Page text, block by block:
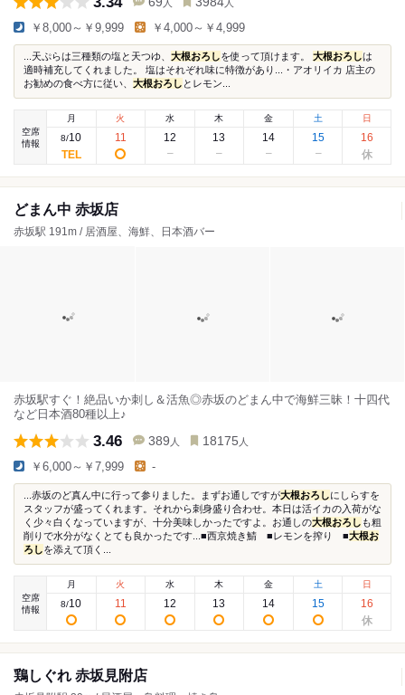
人 人
￥8,000～￥9,999 ￥4,000～￥4,999
...天ぷらは三種類の塩と天つゆ、 大根おろしを使って頂けます。 大根おろしは
適時補充してくれました。 塩はそれぞれ味に特徴があり...・アオリイカ 店主の
お勧めの食べ方に従い、 大根おろし とレモン...
空席
情報
月
8/10
火
11
水
12
木
13
金
14
土
15
日
16
どまん中 赤坂店
赤坂駅 191m / 居酒屋、海鮮、日本酒バー
赤坂駅すぐ！絶品いか刺し＆活魚◎赤坂のどまん中で海鮮三昧！十四代
など日本酒80種以上♪
3.46 389 人 18175 人
￥6,000～￥7,999 -
...赤坂のど真ん中に行って参りました。まずお通しですが大根おろしにしらすを
スタッフが盛ってくれます。それから刺身盛り合わせ。本日は活イカの入荷がな
く少々白くなっていますが、十分美味しかったですよ。お通しの大根おろし も粗
削りで水分がなくとても良かったです...■西京焼き鯖 ■レモンを搾り ■大根お
ろしを添えて頂く...
空席
情報
月
8/10
火
11
水
12
木
13
金
14
土
15
日
16
鶏しぐれ 赤坂見附店